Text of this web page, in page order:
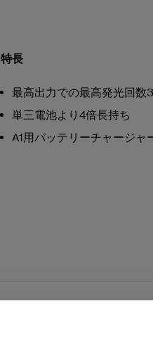
特長
最高出力での最高発光回数
単三電池より4倍長持ち
A1用バッテリーチャージャ